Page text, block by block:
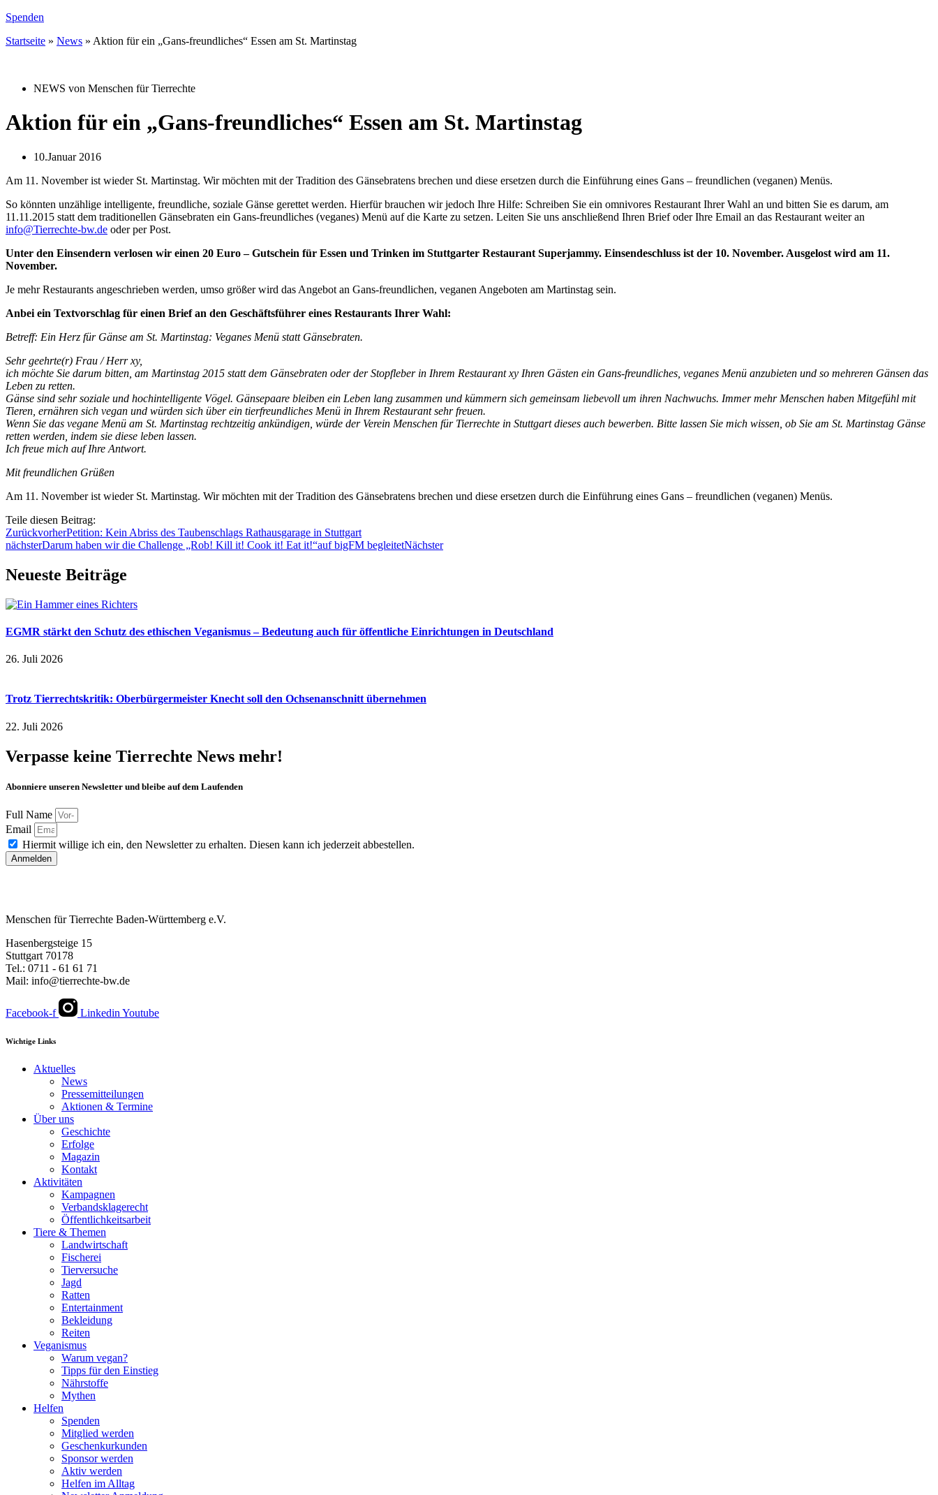
Spenden
Startseite » News » Aktion für ein „Gans-freundliches“ Essen am St. Martinstag
NEWS von Menschen für Tierrechte
Aktion für ein „Gans-freundliches“ Essen am St. Martinstag
10.Januar 2016
Am 11. November ist wieder St. Martinstag. Wir möchten mit der Tradition des Gänsebratens brechen und diese ersetzen durch die Einführung eines Gans – freundlichen (veganen) Menüs.
So könnten unzählige intelligente, freundliche, soziale Gänse gerettet werden. Hierfür brauchen wir jedoch Ihre Hilfe: Schreiben Sie ein omnivores Restaurant Ihrer Wahl an und bitten Sie es darum, am
11.11.2015 statt dem traditionellen Gänsebraten ein Gans-freundliches (veganes) Menü auf die Karte zu setzen. Leiten Sie uns anschließend Ihren Brief oder Ihre Email an das Restaurant weiter an
info@Tierrechte-bw.de oder per Post.
Unter den Einsendern verlosen wir einen 20 Euro – Gutschein für Essen und Trinken im Stuttgarter Restaurant Superjammy. Einsendeschluss ist der 10. November. Ausgelost wird am 11.
November.
Je mehr Restaurants angeschrieben werden, umso größer wird das Angebot an Gans-freundlichen, veganen Angeboten am Martinstag sein.
Anbei ein Textvorschlag für einen Brief an den Geschäftsführer eines Restaurants Ihrer Wahl:
Betreff: Ein Herz für Gänse am St. Martinstag: Veganes Menü statt Gänsebraten.
Sehr geehrte(r) Frau / Herr xy,
ich möchte Sie darum bitten, am Martinstag 2015 statt dem Gänsebraten oder der Stopfleber in Ihrem Restaurant xy Ihren Gästen ein Gans-freundliches, veganes Menü anzubieten und so mehreren Gänsen das
Leben zu retten.
Gänse sind sehr soziale und hochintelligente Vögel. Gänsepaare bleiben ein Leben lang zusammen und kümmern sich gemeinsam liebevoll um ihren Nachwuchs. Immer mehr Menschen haben Mitgefühl mit
Tieren, ernähren sich vegan und würden sich über ein tierfreundliches Menü in Ihrem Restaurant sehr freuen.
Wenn Sie das vegane Menü am St. Martinstag rechtzeitig ankündigen, würde der Verein Menschen für Tierrechte in Stuttgart dieses auch bewerben. Bitte lassen Sie mich wissen, ob Sie am St. Martinstag Gänse
retten werden, indem sie diese leben lassen.
Ich freue mich auf Ihre Antwort.
Mit freundlichen Grüßen
Am 11. November ist wieder St. Martinstag. Wir möchten mit der Tradition des Gänsebratens brechen und diese ersetzen durch die Einführung eines Gans – freundlichen (veganen) Menüs.
Teile diesen Beitrag:
ZurückvorherPetition: Kein Abriss des Taubenschlags Rathausgarage in Stuttgart
nächsterDarum haben wir die Challenge „Rob! Kill it! Cook it! Eat it!“auf bigFM begleitetNächster
Neueste Beiträge
EGMR stärkt den Schutz des ethischen Veganismus – Bedeutung auch für öffentliche Einrichtungen in Deutschland
26. Juli 2026
Trotz Tierrechtskritik: Oberbürgermeister Knecht soll den Ochsenanschnitt übernehmen
22. Juli 2026
Verpasse keine Tierrechte News mehr!
Abonniere unseren Newsletter und bleibe auf dem Laufenden
Full Name
Email
Hiermit willige ich ein, den Newsletter zu erhalten. Diesen kann ich jederzeit abbestellen.
Anmelden
Menschen für Tierrechte Baden-Württemberg e.V.
Hasenbergsteige 15
Stuttgart 70178
Tel.: 0711 - 61 61 71
Mail: info@tierrechte-bw.de
Facebook-f Linkedin Youtube
Wichtige Links
Aktuelles
News
Pressemitteilungen
Aktionen & Termine
Über uns
Geschichte
Erfolge
Magazin
Kontakt
Aktivitäten
Kampagnen
Verbandsklagerecht
Öffentlichkeitsarbeit
Tiere & Themen
Landwirtschaft
Fischerei
Tierversuche
Jagd
Ratten
Entertainment
Bekleidung
Reiten
Veganismus
Warum vegan?
Tipps für den Einstieg
Nährstoffe
Mythen
Helfen
Spenden
Mitglied werden
Geschenkurkunden
Sponsor werden
Aktiv werden
Helfen im Alltag